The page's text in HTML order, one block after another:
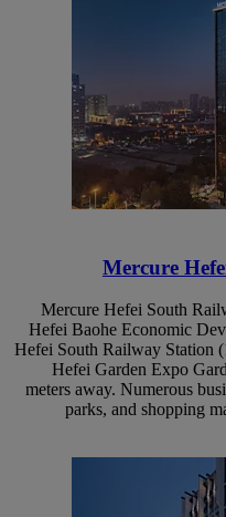
Mercure
Mercure Hefei South
Hefei Baohe Economic
Hefei South Railway Station
Hefei Garden Expo
meters away. Numerous
parks, and shopping